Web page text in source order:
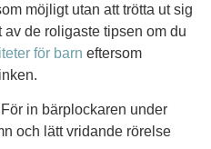
möjligt utan att trötta ut sig
de roligaste tipsen om du
för barn eftersom
För in bärplockaren under
och lätt vridande rörelse